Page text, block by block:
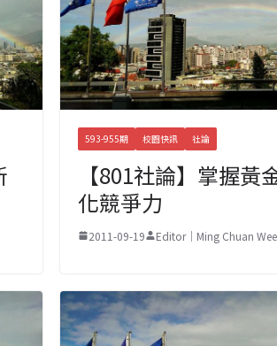
593-955期 校園快訊 社論
【801社論】掌握黃
化競爭力
2011-09-19 Editor｜Ming Chuan